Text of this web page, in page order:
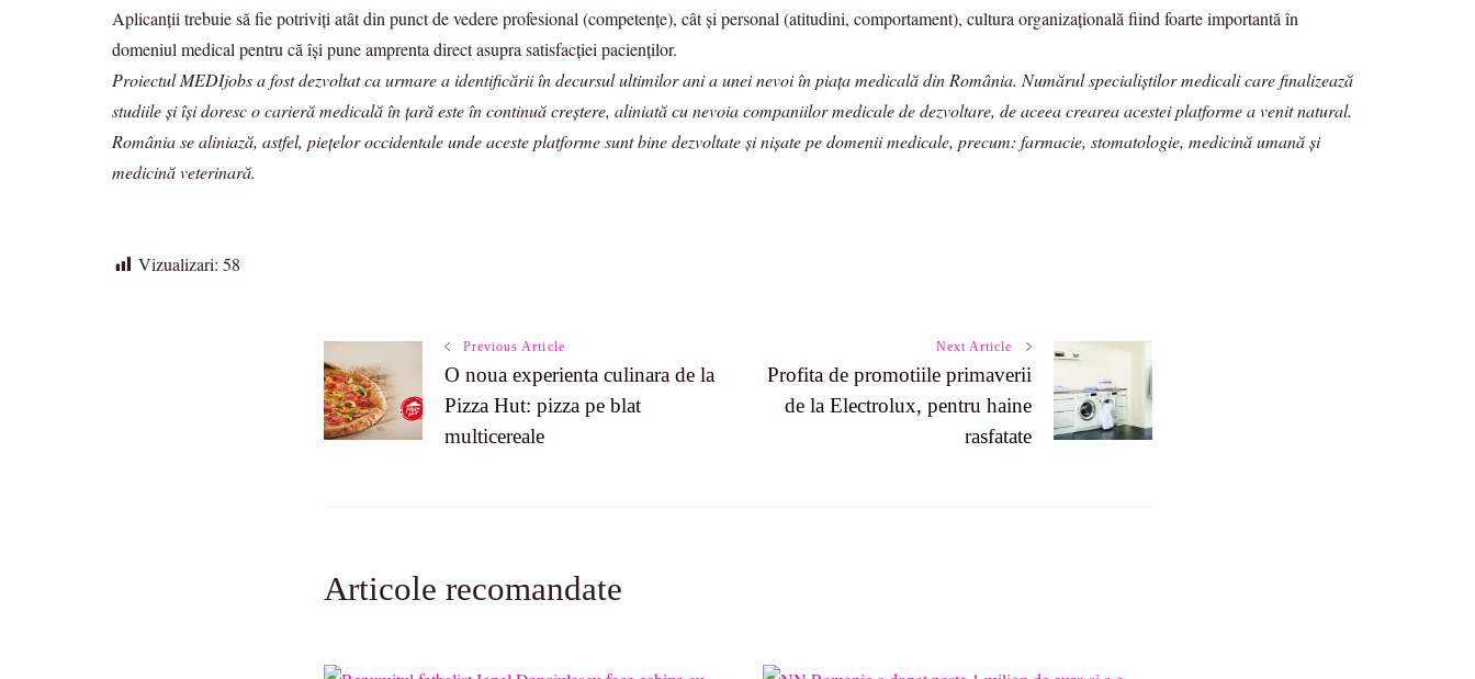
Aplicanții trebuie să fie potriviți atât din punct de vedere profesional (competențe), cât și personal (atitudini, comportament), cultura organizațională fiind foarte importantă în
domeniul medical pentru că își pune amprenta direct asupra satisfacției pacienților.
Proiectul MEDIjobs a fost dezvoltat ca urmare a identificării în decursul ultimilor ani a unei nevoi în piața medicală din România. Numărul specialiștilor medicali care finalizează
studiile și își doresc o carieră medicală în țară este în continuă creștere, aliniată cu nevoia companiilor medicale de dezvoltare, de aceea crearea acestei platforme a venit natural.
România se aliniază, astfel, piețelor occidentale unde aceste platforme sunt bine dezvoltate și nișate pe domenii medicale, precum: farmacie, stomatologie, medicină umană și
medicină veterinară.
Vizualizari: 58
Post
Navigation
Previous Article
O noua experienta culinara de la
Pizza Hut: pizza pe blat
multicereale
Next Article
Profita de promotiile primaverii
de la Electrolux, pentru haine
rasfatate
Articole recomandate